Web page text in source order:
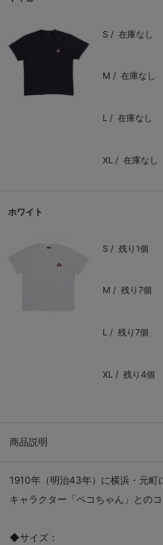
S / 在庫なし
M / 在庫なし
L / 在庫なし
XL / 在庫なし
ホワイト
S / 残り1個
M / 残り7個
L / 残り7個
XL / 残り4個
商品説明
1910年（明治43年）に横浜・元町
キャラクター「ペコちゃん」との
◆サイズ：